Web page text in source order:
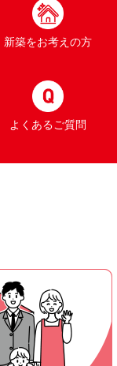
新築をお考えの方
よくあるご質問